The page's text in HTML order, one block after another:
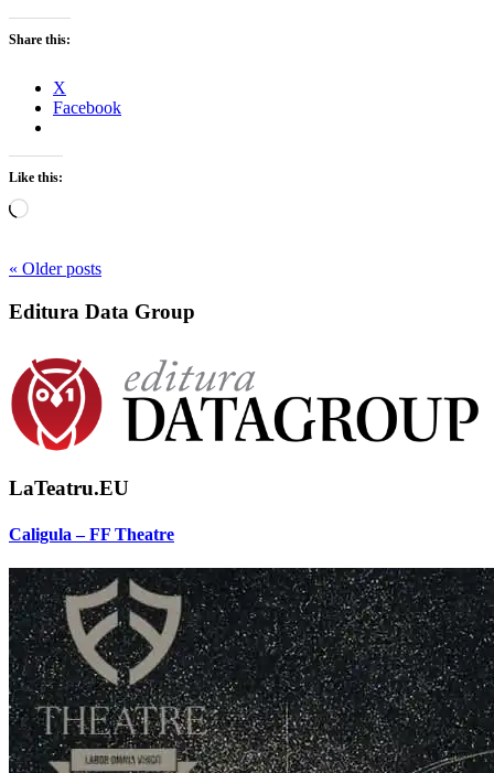
Share this:
X
Facebook
Like this:
Loading…
« Olderposts
Editura Data Group
LaTeatru.EU
Caligula – FF Theatre